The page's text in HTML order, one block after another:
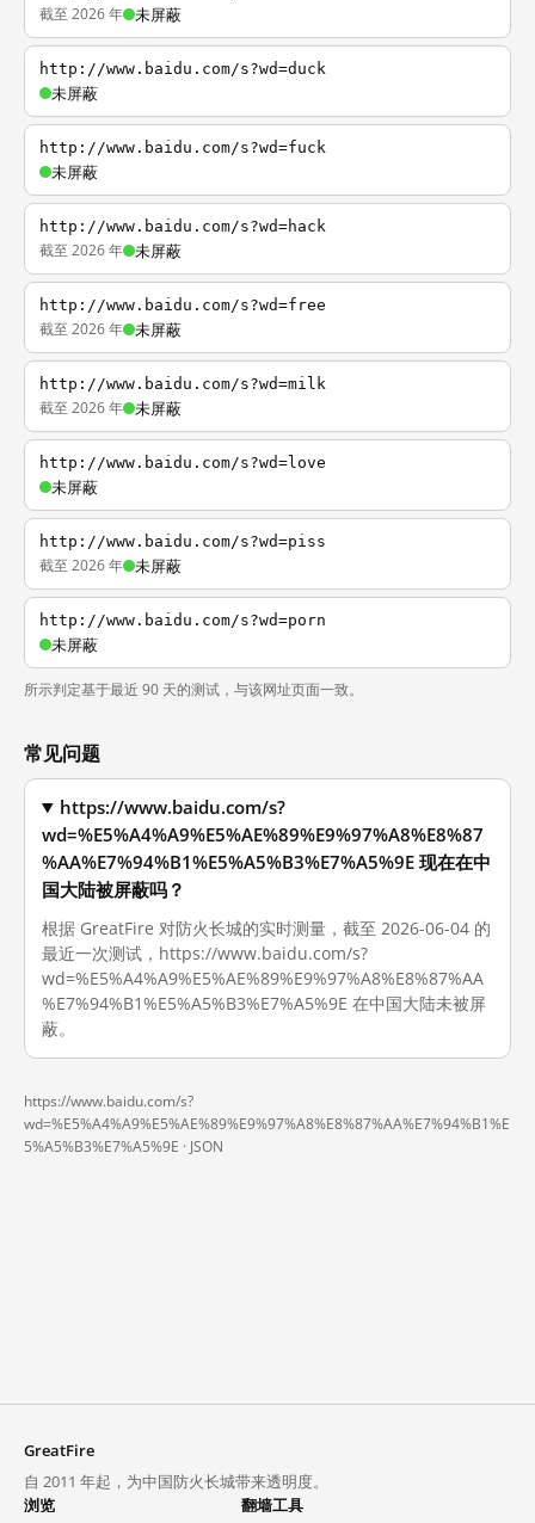
截至 2026 年 未屏蔽
http://www.baidu.com/s?wd=duck
未屏蔽
http://www.baidu.com/s?wd=fuck
未屏蔽
http://www.baidu.com/s?wd=hack
截至 2026 年 未屏蔽
http://www.baidu.com/s?wd=free
截至 2026 年 未屏蔽
http://www.baidu.com/s?wd=milk
截至 2026 年 未屏蔽
http://www.baidu.com/s?wd=love
未屏蔽
http://www.baidu.com/s?wd=piss
截至 2026 年 未屏蔽
http://www.baidu.com/s?wd=porn
未屏蔽
所示判定基于最近 90 天的测试，与该网址页面一致。
常见问题
https://www.baidu.com/s?
wd=%E5%A4%A9%E5%AE%89%E9%97%A8%E8%87
%AA%E7%94%B1%E5%A5%B3%E7%A5%9E 现在在中
国大陆被屏蔽吗？
根据 GreatFire 对防火长城的实时测量，截至 2026-06-04 的
最近一次测试，https://www.baidu.com/s?
wd=%E5%A4%A9%E5%AE%89%E9%97%A8%E8%87%AA
%E7%94%B1%E5%A5%B3%E7%A5%9E 在中国大陆未被屏
蔽。
https://www.baidu.com/s?
wd=%E5%A4%A9%E5%AE%89%E9%97%A8%E8%87%AA%E7%94%B1%E
5%A5%B3%E7%A5%9E · JSON
GreatFire
自 2011 年起，为中国防火长城带来透明度。
浏览
翻墙工具